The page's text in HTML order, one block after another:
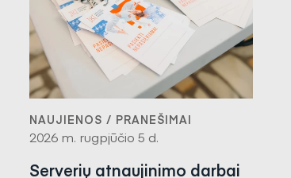
NAUJIENOS / PRANEŠIMAI
2026 m. rugpjūčio 5 d.
Serverių atnaujinimo darbai